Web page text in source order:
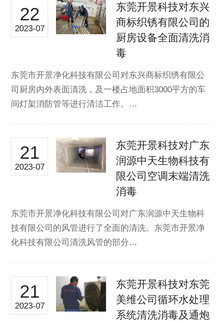
22
2023-07
东莞开景科技对东兴
商标织锈有限公司的
厨房设备全面清洗消
毒
东莞市开景净化科技有限公司对东兴商标织绣有限公
司厨房内外表面清洗，及一楼占地面积3000平方的车
间灯架消防管等进行清洁工作。…
21
2023-07
东莞开景科技对广东
润源中天生物科技有
限公司空调末端清洗
消毒
东莞市开景净化科技有限公司对广东润源中天生物科
技有限公司的风管进行了全面的清洗。东莞市开景净
化科技有限公司清洗风管的部分…
21
2023-07
东莞开景科技对东莞
美维公司循环水处理
系统清洗消毒及通炮